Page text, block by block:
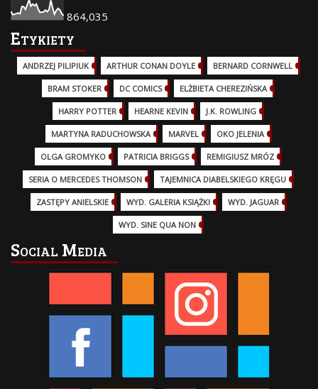
864,035
Etykiety
ANDRZEJ PILIPIUK (29)ARTHUR CONAN DOYLE BERNARD CORNWELL
BRAM STOKER DC COMICS (17)ELŻBIETA CHEREZIŃSKA
HARRY POTTER (13)HEARNE KEVIN J.K. ROWLING
MARTYNA RADUCHOWSKA MARVEL (32)OKO JELENIA
OLGA GROMYKO PATRICIA BRIGGS (12)REMIGIUSZ MRÓZ
SERIA O MERCEDES THOMSON (11)TAJEMNICA DIABELSKIEGO KRĘGU
ZASTĘPY ANIELSKIE WYD. GALERIA KSIĄŻKI WYD. JAGUAR
WYD. SINE QUA NON
Social Media